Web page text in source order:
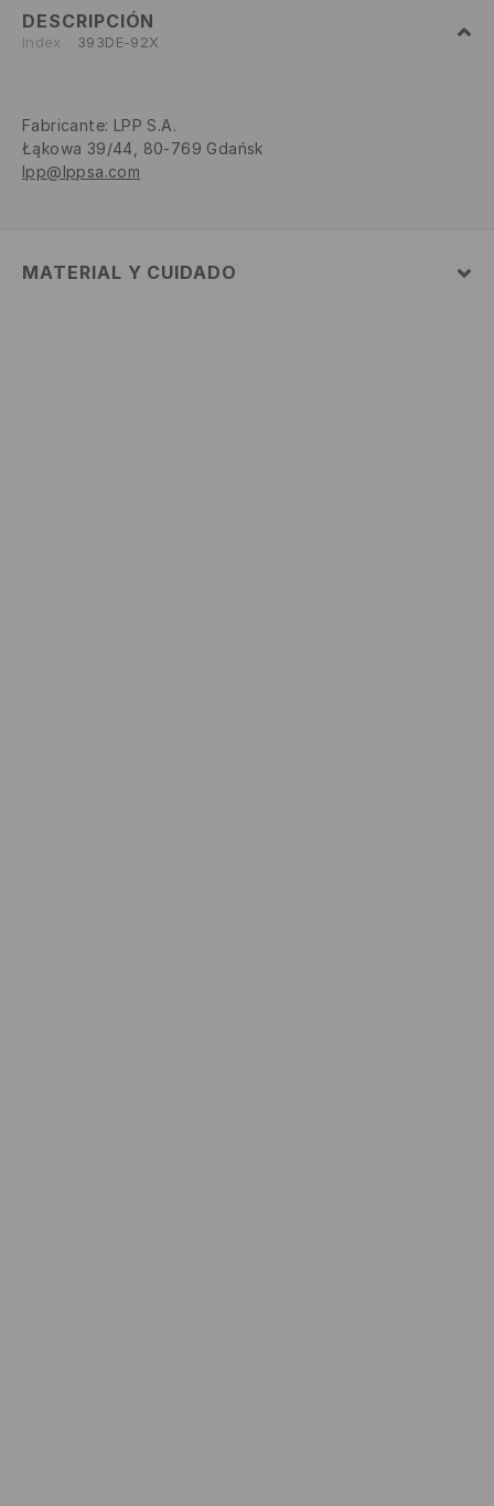
DESCRIPCIÓN
Index 393DE-92X
Fabricante: LPP S.A.
Łąkowa 39/44, 80-769 Gdańsk
lpp@lppsa.com
MATERIAL Y CUIDADO